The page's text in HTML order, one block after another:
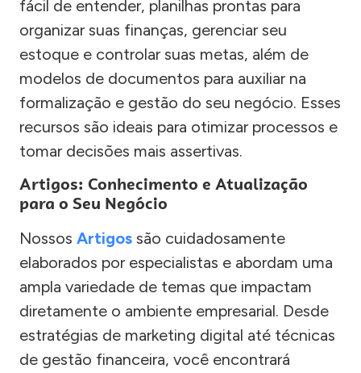
fácil de entender, planilhas prontas para
organizar suas finanças, gerenciar seu
estoque e controlar suas metas, além de
modelos de documentos para auxiliar na
formalização e gestão do seu negócio. Esses
recursos são ideais para otimizar processos e
tomar decisões mais assertivas.
Artigos: Conhecimento e Atualização
para o Seu Negócio
Nossos Artigos são cuidadosamente
elaborados por especialistas e abordam uma
ampla variedade de temas que impactam
diretamente o ambiente empresarial. Desde
estratégias de marketing digital até técnicas
de gestão financeira, você encontrará